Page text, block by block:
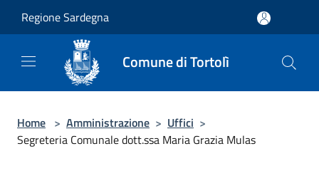
Regione Sardegna
Comune di Tortolì
Home > Amministrazione > Uffici >
Segreteria Comunale dott.ssa Maria Grazia Mulas